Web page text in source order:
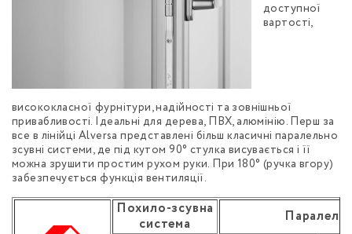
доступної
вартості,
висококласної фурнітури, надійності та зовнішньої
привабливості. Ідеальні для дерева, ПВХ, алюмінію. Перш за
все в лінійці Alversa представлені більш класичні паралельно
зсувні системи, де під кутом 90° стулка висувається і її
можна зрушити простим рухом руки. При 180° (ручка вгору)
забезпечується функція вентиляції.
Похило-зсувна
система